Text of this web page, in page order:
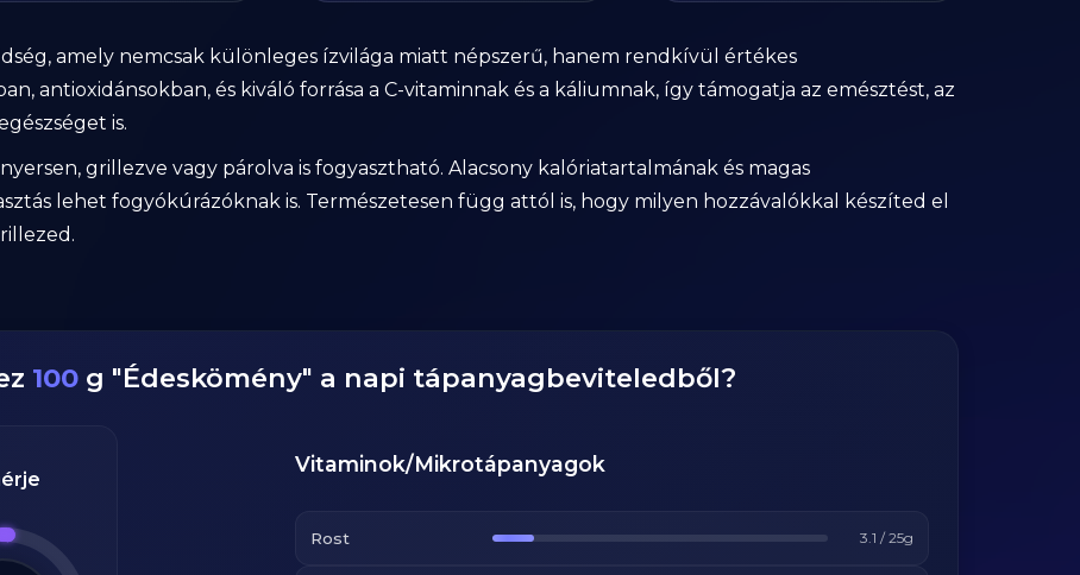
amely nemcsak különleges ízvilága miatt népszerű, hanem rendkívül értékes
antioxidánsokban, és kiváló forrása a C-vitaminnak és a káliumnak, így támogatja az emésztést, az
is.
grillezve vagy párolva is fogyasztható. Alacsony kalóriatartalmának és magas
lehet fogyókúrázóknak is. Természetesen függ attól is, hogy milyen hozzávalókkal készíted el
100 g "Édeskömény" a napi tápanyagbeviteledből?
Vitaminok/Mikrotápanyagok
Rost 3.1 /25g